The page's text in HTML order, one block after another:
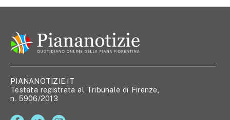
PIANANOTIZIE.IT
Testata registrata al Tribunale di Firenze,
n. 5906/2013